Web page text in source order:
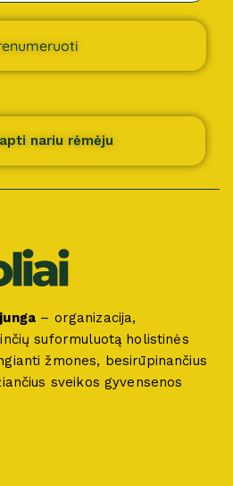
nariu rėmėju
– organizacija,
suformuluotą holistinės
žmones, besirūpinančius
sveikos gyvensenos